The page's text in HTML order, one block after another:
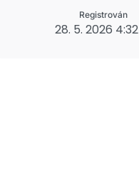
Registrován
28. 5. 2026 4:32